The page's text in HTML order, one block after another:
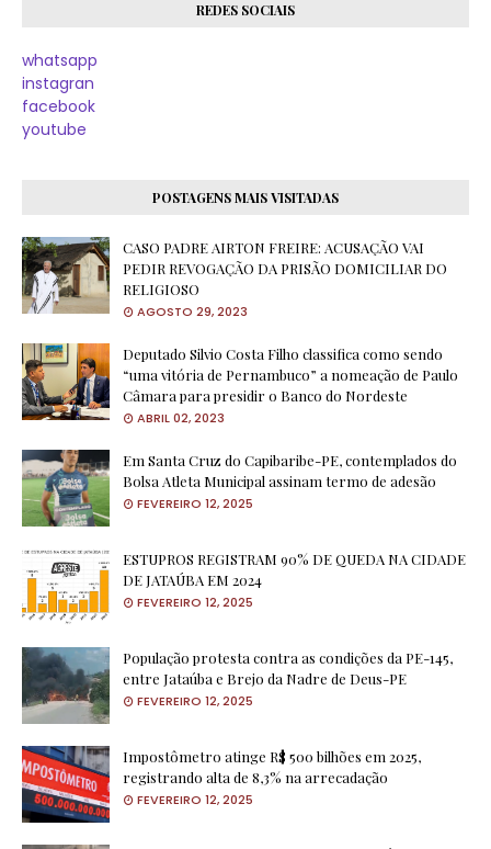
REDES SOCIAIS
whatsapp
instagran
facebook
youtube
POSTAGENS MAIS VISITADAS
CASO PADRE AIRTON FREIRE: ACUSAÇÃO VAI
PEDIR REVOGAÇÃO DA PRISÃO DOMICILIAR DO
RELIGIOSO
AGOSTO 29, 2023
Deputado Silvio Costa Filho classifica como sendo
“uma vitória de Pernambuco” a nomeação de Paulo
Câmara para presidir o Banco do Nordeste
ABRIL 02, 2023
Em Santa Cruz do Capibaribe-PE, contemplados do
Bolsa Atleta Municipal assinam termo de adesão
FEVEREIRO 12, 2025
ESTUPROS REGISTRAM 90% DE QUEDA NA CIDADE
DE JATAÚBA EM 2024
FEVEREIRO 12, 2025
População protesta contra as condições da PE-145,
entre Jataúba e Brejo da Nadre de Deus-PE
FEVEREIRO 12, 2025
Impostômetro atinge R$ 500 bilhões em 2025,
registrando alta de 8,3% na arrecadação
FEVEREIRO 12, 2025